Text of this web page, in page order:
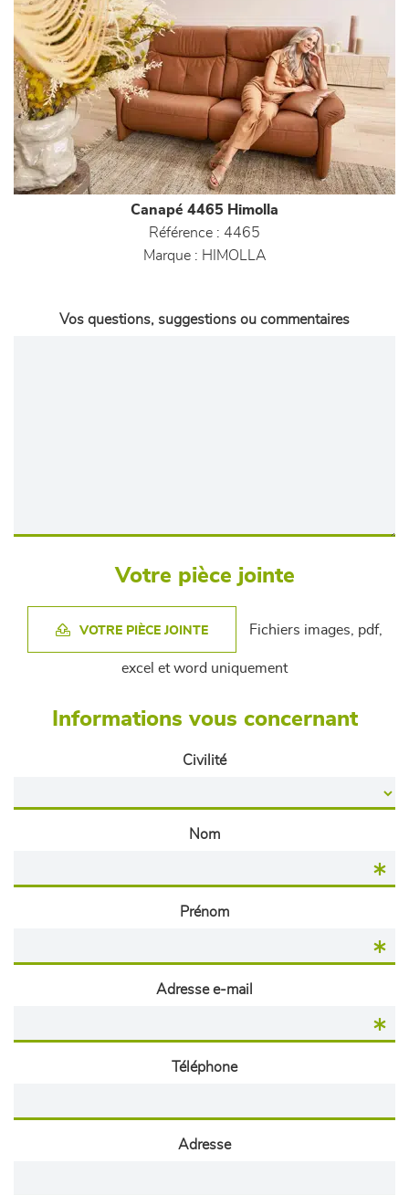
Canapé 4465 Himolla
Référence : 4465
Marque : HIMOLLA
Vos questions, suggestions ou commentaires
Votre pièce jointe
VOTRE PIÈCE JOINTE Fichiers images, pdf,
excel et word uniquement
Informations vous concernant
Civilité
Nom
Prénom
Adresse e-mail
Téléphone
Adresse